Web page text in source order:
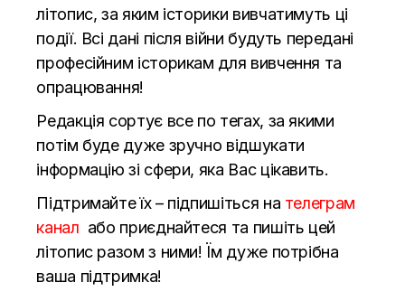
літопис, за яким історики вивчатимуть ці
події. Всі дані після війни будуть передані
професійним історикам для вивчення та
опрацювання!
Редакція сортує все по тегах, за якими
потім буде дуже зручно відшукати
інформацію зі сфери, яка Вас цікавить.
Підтримайте їх – підпишіться на телеграм
канал або приєднайтеся та пишіть цей
літопис разом з ними! Їм дуже потрібна
ваша підтримка!